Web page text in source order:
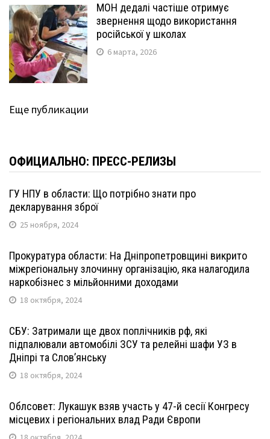
МОН дедалі частіше отримує
звернення щодо використання
російської у школах
6 марта, 2026
Еще публикации
ОФИЦИАЛЬНО: ПРЕСС-РЕЛИЗЫ
ГУ НПУ в области: Що потрібно знати про
декларування зброї
25 ноября, 2024
Прокуратура области: На Дніпропетровщині викрито
міжрегіональну злочинну організацію, яка налагодила
наркобізнес з мільйонними доходами
18 октября, 2024
СБУ: Затримали ще двох поплічників рф, які
підпалювали автомобілі ЗСУ та релейні шафи УЗ в
Дніпрі та Слов’янську
18 октября, 2024
Облсовет: Лукашук взяв участь у 47-й сесії Конгресу
місцевих і регіональних влад Ради Європи